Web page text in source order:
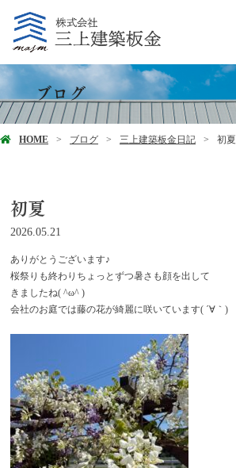
ブログ
HOME ブログ 三上建築板金日記 初夏
初夏
2026.05.21
ありがとうございます♪
桜祭りも終わりちょっとずつ暑さも顔を出して
きましたね( ^ω^ )
会社のお庭では藤の花が綺麗に咲いています( ´∀｀)